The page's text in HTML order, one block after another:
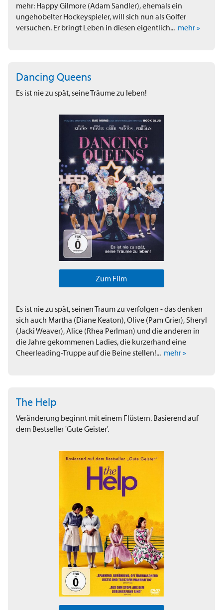
mehr: Happy Gilmore (Adam Sandler), ehemals ein
ungehobelter Hockeyspieler, will sich nun als Golfer
versuchen. Er bringt Leben in diesen eigentlich... mehr »
Dancing Queens
Es ist nie zu spät, seine Träume zu leben!
Zum Film
Es ist nie zu spät, seinen Traum zu verfolgen - das denken
sich auch Martha (Diane Keaton), Olive (Pam Grier), Sheryl
(Jacki Weaver), Alice (Rhea Perlman) und die anderen in
die Jahre gekommenen Ladies, die kurzerhand eine
Cheerleading-Truppe auf die Beine stellen!... mehr »
The Help
Veränderung beginnt mit einem Flüstern. Basierend auf
dem Bestseller 'Gute Geister'.